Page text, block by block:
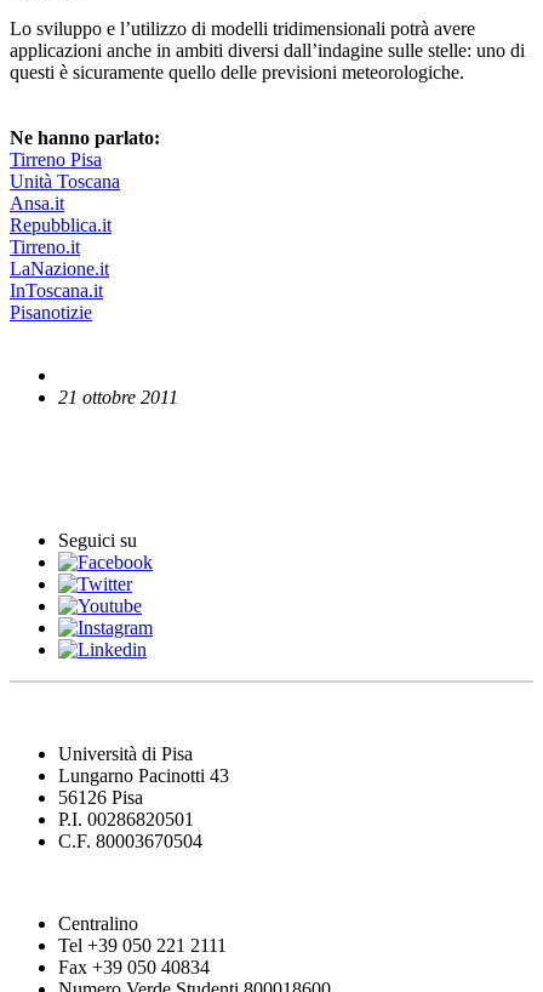
Lo sviluppo e l’utilizzo di modelli tridimensionali potrà avere
applicazioni anche in ambiti diversi dall’indagine sulle stelle: uno di
questi è sicuramente quello delle previsioni meteorologiche.
Ne hanno parlato:
Tirreno Pisa
Unità Toscana
Ansa.it
Repubblica.it
Tirreno.it
LaNazione.it
InToscana.it
Pisanotizie
21 ottobre 2011
Seguici su
Università di Pisa
Lungarno Pacinotti 43
56126 Pisa
P.I. 00286820501
C.F. 80003670504
Centralino
Tel +39 050 221 2111
Fax +39 050 40834